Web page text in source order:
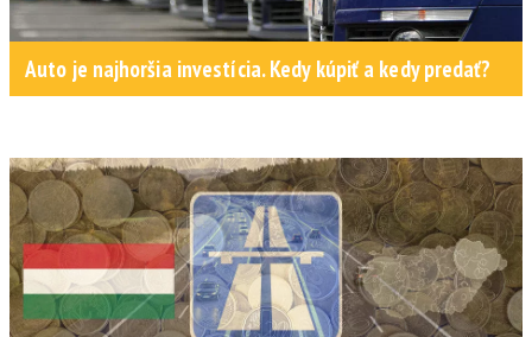
Auto je najhoršia investícia. Kedy kúpiť a kedy predať?